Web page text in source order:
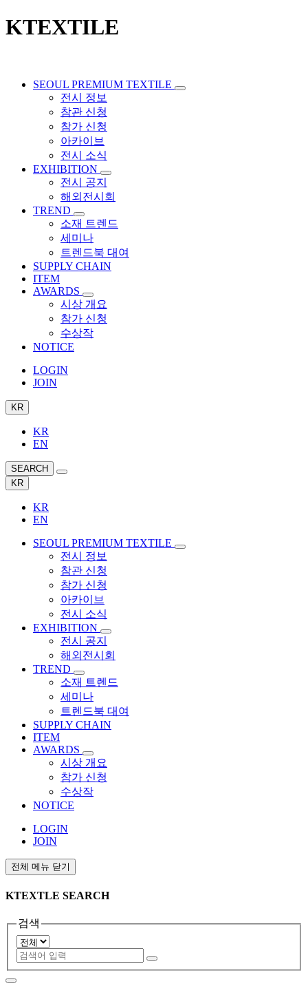
KTEXTILE
SEOUL PREMIUM TEXTILE
전시 정보
참관 신청
참가 신청
아카이브
전시 소식
EXHIBITION
전시 공지
해외전시회
TREND
소재 트렌드
세미나
트렌드북 대여
SUPPLY CHAIN
ITEM
AWARDS
시상 개요
참가 신청
수상작
NOTICE
LOGIN
JOIN
KR
KR
EN
SEARCH
KR
KR
EN
SEOUL PREMIUM TEXTILE
전시 정보
참관 신청
참가 신청
아카이브
전시 소식
EXHIBITION
전시 공지
해외전시회
TREND
소재 트렌드
세미나
트렌드북 대여
SUPPLY CHAIN
ITEM
AWARDS
시상 개요
참가 신청
수상작
NOTICE
LOGIN
JOIN
전체 메뉴 닫기
KTEXTLE SEARCH
검색